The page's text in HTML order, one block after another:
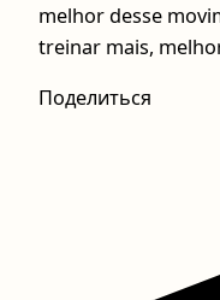
melhor desse
treinar mais,
Поделиться